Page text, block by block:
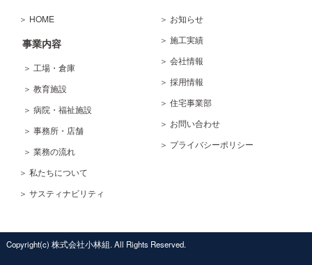
＞ HOME
事業内容
＞ 工場・倉庫
＞ 教育施設
＞ 病院・福祉施設
＞ 事務所・店舗
＞ 業務の流れ
＞ 私たちについて
＞ サスティナビリティ
＞ お知らせ
＞ 施工実績
＞ 会社情報
＞ 採用情報
＞ 住宅事業部
＞ お問い合わせ
＞ プライバシーポリシー
Copyright(c) 株式会社小林組. All Rights Reserved.